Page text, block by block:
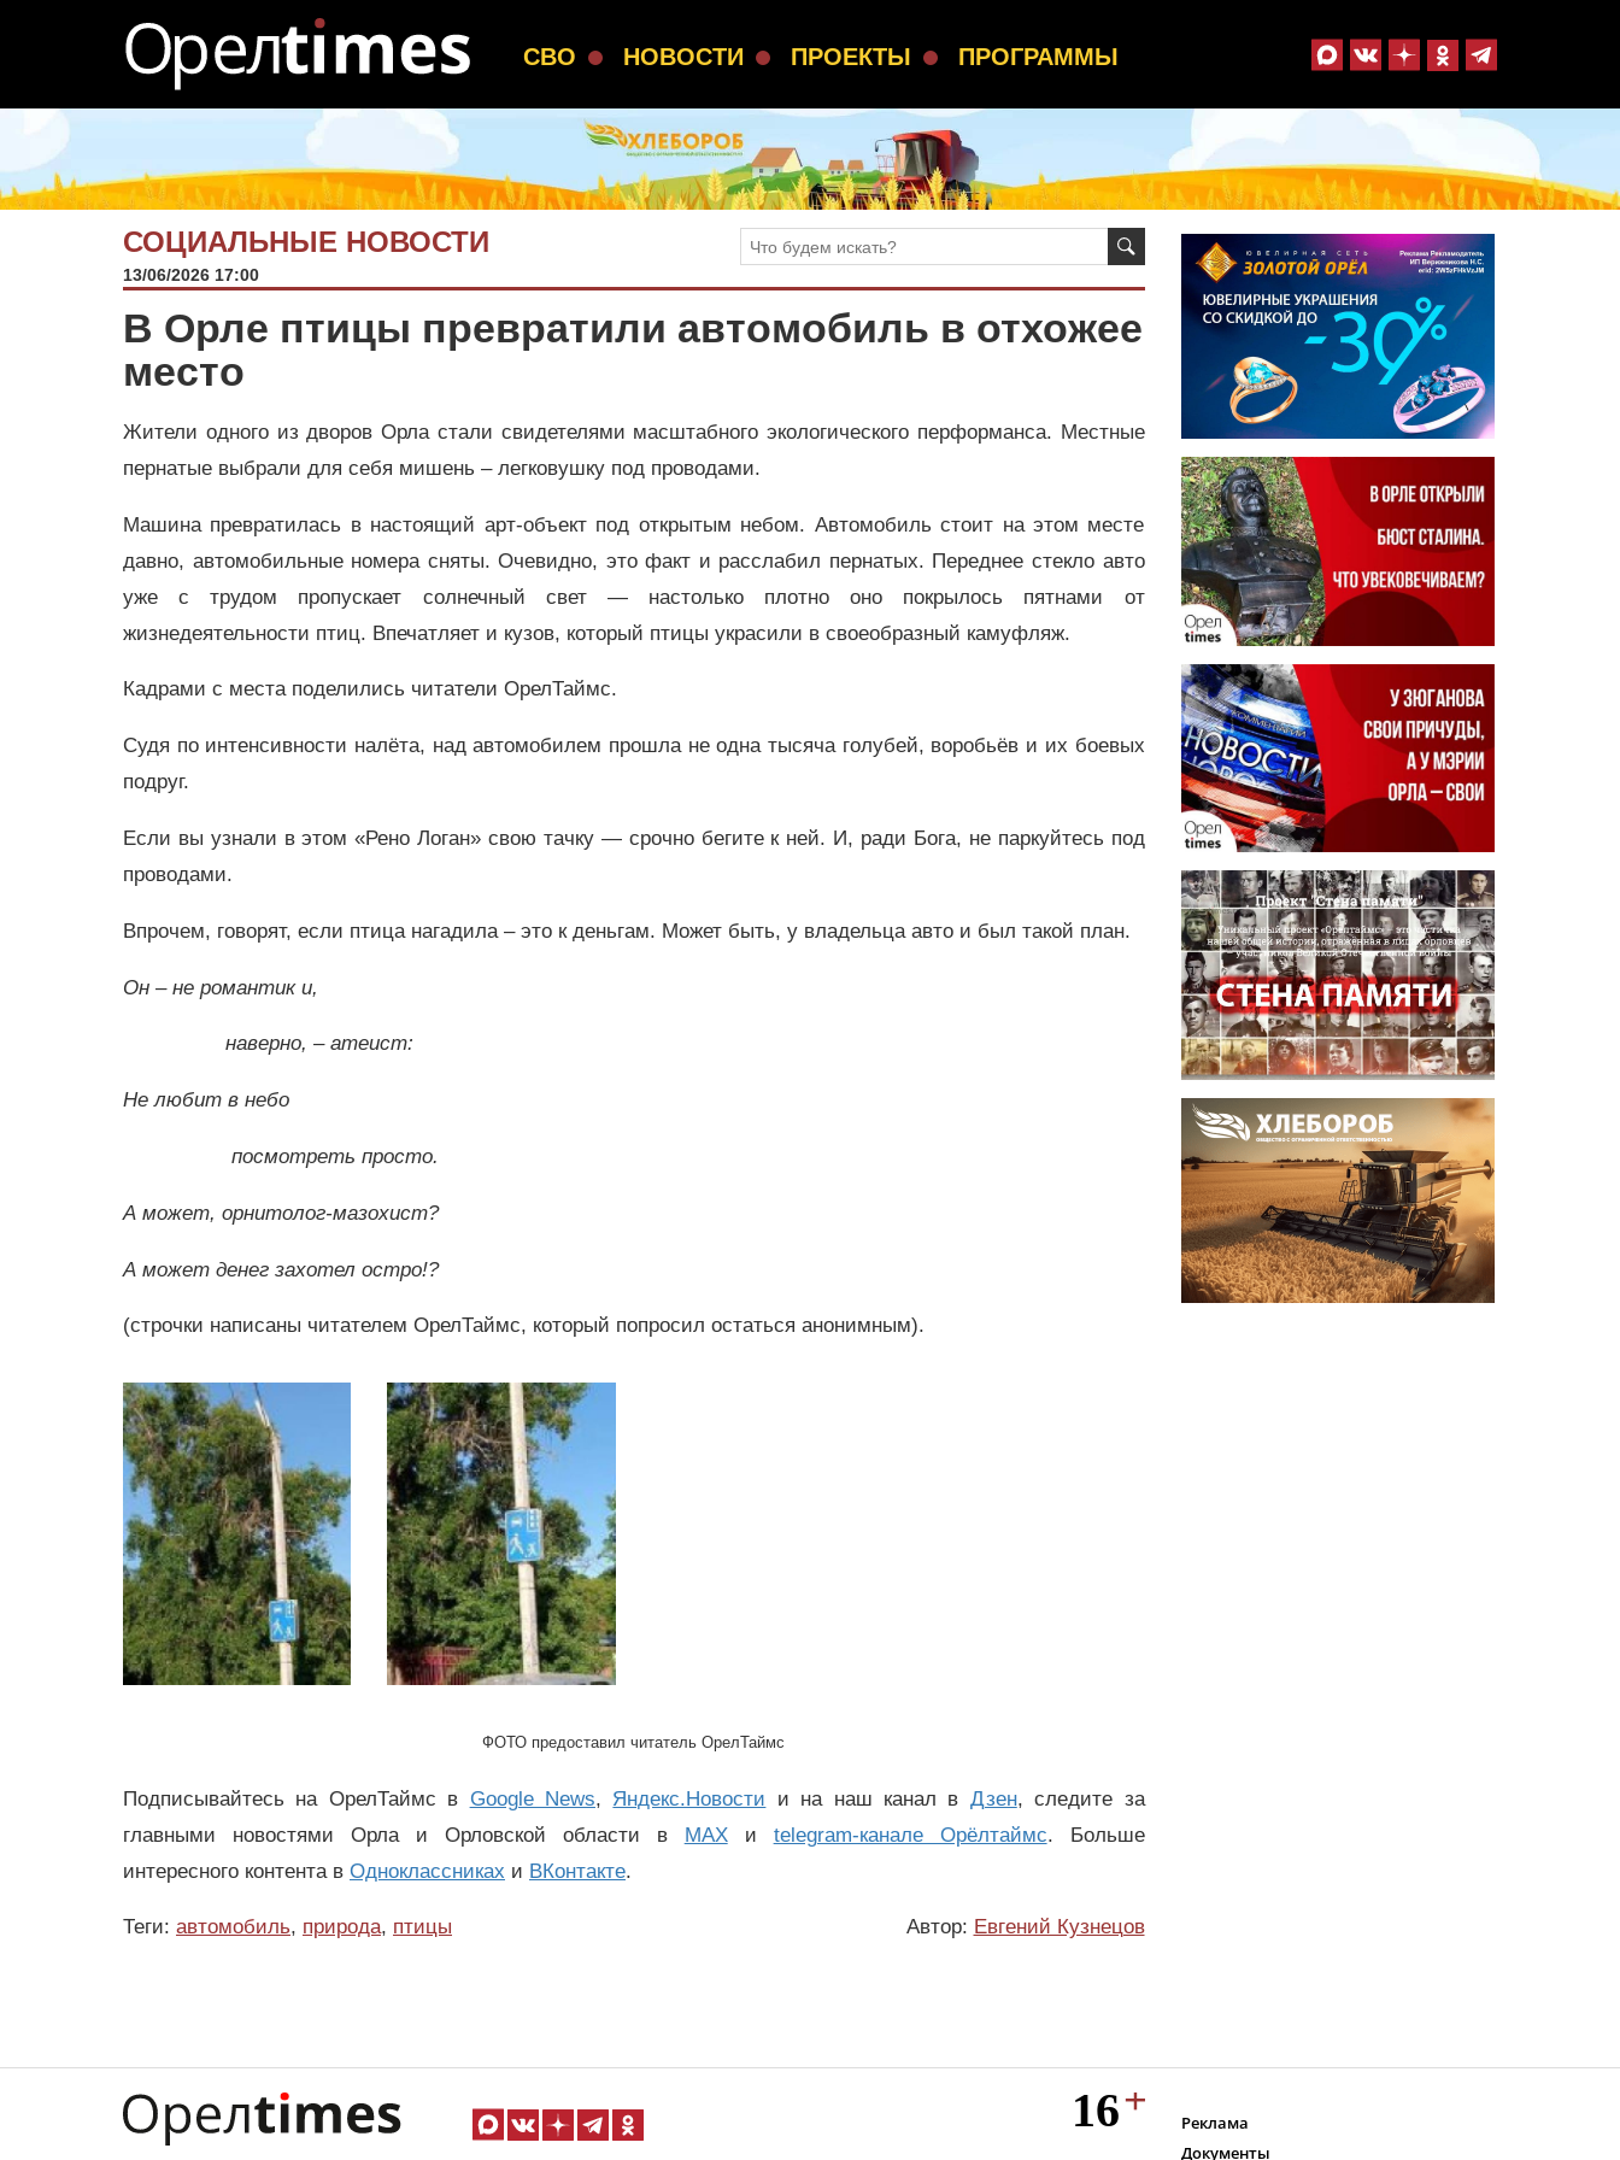
СВО НОВОСТИ ПРОЕКТЫ ПРОГРАММЫ
СОЦИАЛЬНЫЕ НОВОСТИ
13/06/2026 17:00
В Орле птицы превратили автомобиль в отхожее
место
Жители одного из дворов Орла стали свидетелями масштабного экологического перформанса. Местные
пернатые выбрали для себя мишень – легковушку под проводами.
Машина превратилась в настоящий арт-объект под открытым небом. Автомобиль стоит на этом месте
давно, автомобильные номера сняты. Очевидно, это факт и расслабил пернатых. Переднее стекло авто
уже с трудом пропускает солнечный свет — настолько плотно оно покрылось пятнами от
жизнедеятельности птиц. Впечатляет и кузов, который птицы украсили в своеобразный камуфляж.
Кадрами с места поделились читатели ОрелТаймс.
Судя по интенсивности налёта, над автомобилем прошла не одна тысяча голубей, воробьёв и их боевых
подруг.
Если вы узнали в этом«Рено Логан» свою тачку — срочно бегите к ней. И, ради Бога, не паркуйтесь под
проводами.
Впрочем, говорят, если птица нагадила – это к деньгам. Может быть, у владельца авто и был такой план.
Он – не романтик и,
наверно, – атеист:
Не любит в небо
посмотреть просто.
А может, орнитолог-мазохист?
А может денег захотел остро!?
(строчки написаны читателем ОрелТаймс, который попросил остаться анонимным).
ФОТО предоставил читатель ОрелТаймс
Подписывайтесь на ОрелТаймс в Google News, Яндекс.Новости и на наш канал в Дзен, следите за
главными новостями Орла и Орловской области в MAXи telegram-канале Орёлтаймс. Больше
интересного контента в Одноклассниках и ВКонтакте.
Теги: автомобиль, природа, птицы Автор: Евгений Кузнецов
Реклама
Документы